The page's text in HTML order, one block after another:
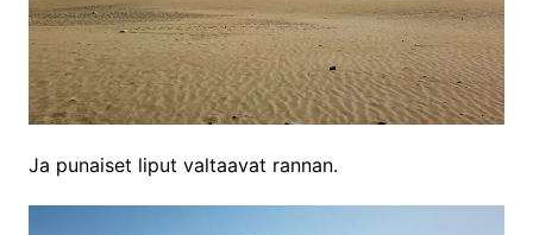
Ja punaiset liput valtaavat rannan.